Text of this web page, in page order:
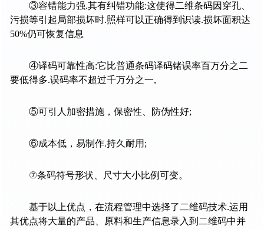
③容错能力强.其有纠错功能:这使得二维条码因穿孔、
污损等引起局部损坏时.照样可以正确得到识读.损坏面积达
50%仍可恢复信息
④译码可靠性高:它比普通条码译码锗误率百万分之二
要低得多.误码率不超过千万分之一,
⑤可引人加密措施，保密性、防伪性好;
⑥成本低，易制作.持久耐用 ;
⑦条码符号形状、尺寸大小比例可变。
基于以上优点，在流程管理中选择了二维码技术.运用
其优点将大量的产品、原料和生产信息录入到二维码中并